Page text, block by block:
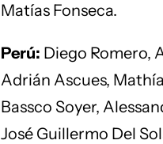
Matías Fonseca.
Perú: Diego Romero,
Adrián Ascues,
Bassco Soyer,
José Guillermo Del